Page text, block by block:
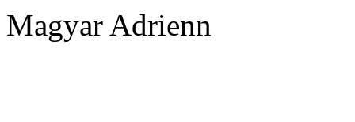
Magyar Adrienn